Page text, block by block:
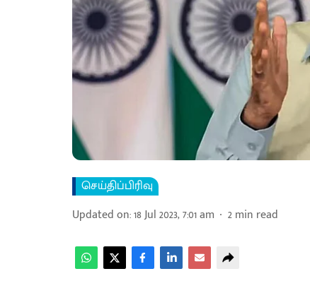
செய்திப்பிரிவு
Updated on:18 Jul 2023, 7:01 am 2min read